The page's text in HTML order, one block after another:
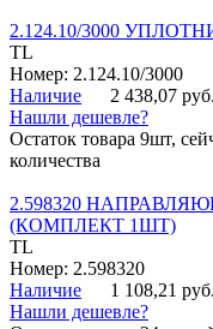
2.124.10/3000
TL
Номер: 2.124.10/3000
Наличие
2 438,07 руб.
Нашли дешевле?
Остаток товара 9шт,
количества
2.598320
(КОМПЛЕКТ 1ШТ)
TL
Номер: 2.598320
Наличие
1 108,21 руб.
Нашли дешевле?